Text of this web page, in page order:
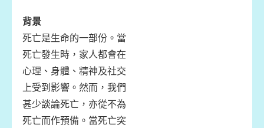
背景
死亡是生命的一部份。當
死亡發生時，家人都會在
心理、身體、精神及社交
上受到影響。然而，我們
甚少談論死亡，亦從不為
死亡而作預備。當死亡突